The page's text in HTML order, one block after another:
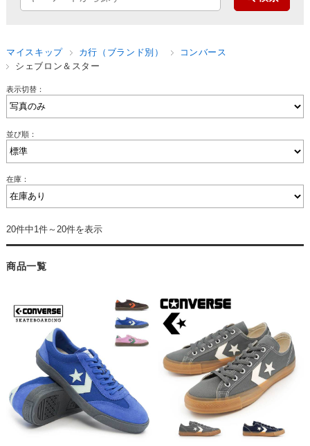
マイスキップ カ行（ブランド別）
コンバース
シェブロン＆スター
表示切替：
並び順：
在庫：
20件中1件～20件を表示
商品一覧